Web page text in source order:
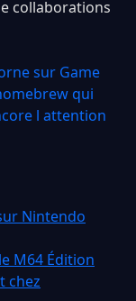
collaborations
sur Game
qui
l attention
Nintendo
M64 Édition
chez